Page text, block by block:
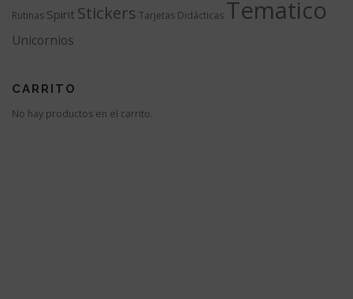
Rutinas Spirit Stickers Tarjetas Didácticas Tematico
Unicornios
CARRITO
No hay productos en el carrito.